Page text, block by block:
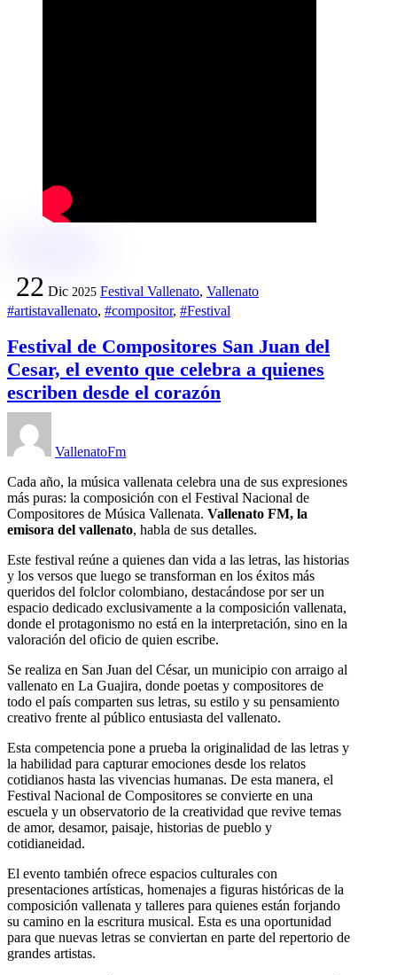
22 Dic 2025 Festival Vallenato, Vallenato
#artistavallenato, #compositor, #Festival
Festival de Compositores San Juan del
Cesar, el evento que celebra a quienes
escriben desde el corazón
VallenatoFm
Cada año, la música vallenata celebra una de sus expresiones
más puras: la composición con el Festival Nacional de
Compositores de Música Vallenata. Vallenato FM, la
emisora del vallenato, habla de sus detalles.
Este festival reúne a quienes dan vida a las letras, las historias
y los versos que luego se transforman en los éxitos más
queridos del folclor colombiano, destacándose por ser un
espacio dedicado exclusivamente a la composición vallenata,
donde el protagonismo no está en la interpretación, sino en la
valoración del oficio de quien escribe.
Se realiza en San Juan del César, un municipio con arraigo al
vallenato en La Guajira, donde poetas y compositores de
todo el país comparten sus letras, su estilo y su pensamiento
creativo frente al público entusiasta del vallenato.
Esta competencia pone a prueba la originalidad de las letras y
la habilidad para capturar emociones desde los relatos
cotidianos hasta las vivencias humanas. De esta manera, el
Festival Nacional de Compositores se convierte en una
escuela y un observatorio de la creatividad que revive temas
de amor, desamor, paisaje, historias de pueblo y
cotidianeidad.
El evento también ofrece espacios culturales con
presentaciones artísticas, homenajes a figuras históricas de la
composición vallenata y talleres para quienes están forjando
su camino en la escritura musical. Esta es una oportunidad
para que nuevas letras se conviertan en parte del repertorio de
grandes artistas.